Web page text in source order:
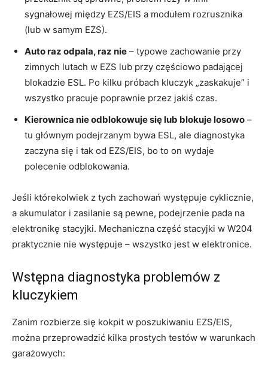
sygnałowej między EZS/EIS a modułem rozrusznika
(lub w samym EZS).
Auto raz odpala, raz nie – typowe zachowanie przy
zimnych lutach w EZS lub przy częściowo padającej
blokadzie ESL. Po kilku próbach kluczyk „zaskakuje” i
wszystko pracuje poprawnie przez jakiś czas.
Kierownica nie odblokowuje się lub blokuje losowo –
tu głównym podejrzanym bywa ESL, ale diagnostyka
zaczyna się i tak od EZS/EIS, bo to on wydaje
polecenie odblokowania.
Jeśli którekolwiek z tych zachowań występuje cyklicznie,
a akumulator i zasilanie są pewne, podejrzenie pada na
elektronikę stacyjki. Mechaniczna część stacyjki w W204
praktycznie nie występuje – wszystko jest w elektronice.
Wstępna diagnostyka problemów z
kluczykiem
Zanim rozbierze się kokpit w poszukiwaniu EZS/EIS,
można przeprowadzić kilka prostych testów w warunkach
garażowych: